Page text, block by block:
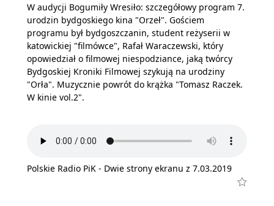
W audycji Bogumiły Wresiło: szczegółowy program 7.
urodzin bydgoskiego kina "Orzeł". Gościem
programu był bydgoszczanin, student reżyserii w
katowickiej "filmówce", Rafał Waraczewski, który
opowiedział o filmowej niespodziance, jaką twórcy
Bydgoskiej Kroniki Filmowej szykują na urodziny
"Orła". Muzycznie powrót do krążka "Tomasz Raczek.
W kinie vol.2".
Polskie Radio PiK - Dwie strony ekranu z 7.03.2019